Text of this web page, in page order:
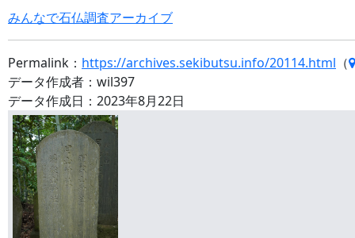
みんなで石仏調査アーカイブ
Permalink： https://archives.sekibutsu.info/20114.html （
データ作成者：wil397
データ作成日：2023年8月22日